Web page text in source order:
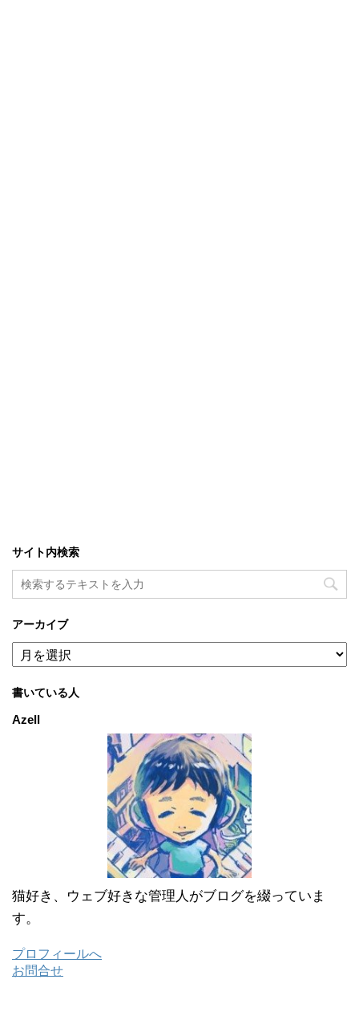
サイト内検索
アーカイブ
ア
ー
カ
イ
ブ
書いている人
Azell
猫好き、ウェブ好きな管理人がブログを綴っていま
す。
プロフィールへ
お問合せ